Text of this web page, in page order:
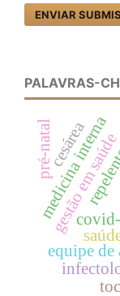
ENVIAR
PALAVRAS-
equipe de
gestão em saúde
medicina interna
pré-natalcesárea